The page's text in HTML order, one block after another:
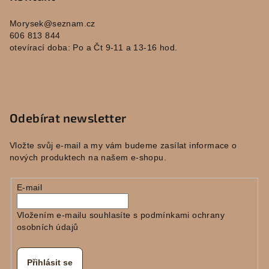
Morysek@seznam.cz
606 813 844
otevírací doba: Po a Čt 9-11 a 13-16 hod.
Odebírat newsletter
Vložte svůj e-mail a my vám budeme zasílat informace o
nových produktech na našem e-shopu.
E-mail
Vložením e-mailu souhlasíte s podmínkami ochrany
osobních údajů
Přihlásit se